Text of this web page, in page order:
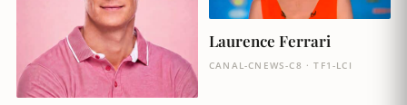
Laurence Ferrari
CANAL-CNEWS-C8 · TF1-LCI